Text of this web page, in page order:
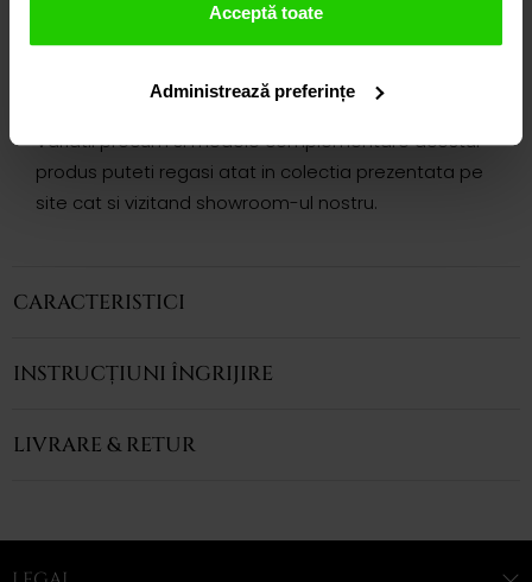
Acceptă toate
Administrează preferințe
Cerceii CASIANI TIMELESS realizati din aur alb de 18k
cu topaz swiss cu taietura rotunda si diamante este
o bijuterie simpla, eleganta si in acelasi timp
Variatii precum si modele complementare acestui
produs puteti regasi atat in colectia prezentata pe
site cat si vizitand showroom-ul nostru.
CARACTERISTICI
INSTRUCȚIUNI ÎNGRIJIRE
LIVRARE & RETUR